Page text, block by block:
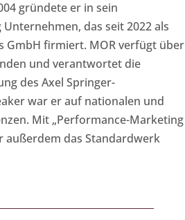
gründete er in sein
das seit 2022 als
GmbH firmiert. MOR verfügt über
und verantwortet die
des Axel Springer-
war er auf nationalen und
Mit „Performance-Marketing
außerdem das Standardwerk